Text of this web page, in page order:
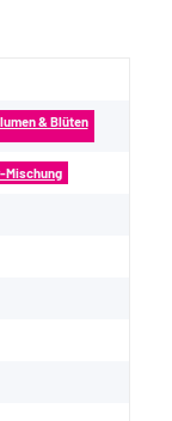
& Blüten